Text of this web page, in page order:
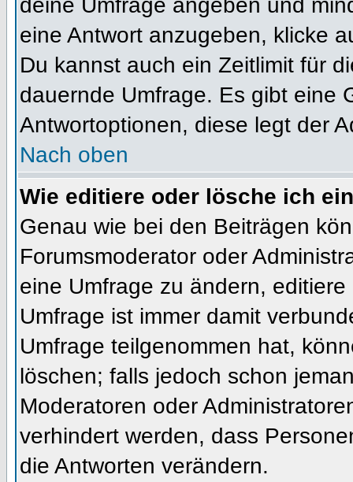
eine Antwort anzugeben, klicke
Du kannst auch ein Zeitlimit für
dauernde Umfrage. Es gibt eine
Antwortoptionen, diese legt der
Nach oben
Wie editiere oder lösche ich
Genau wie bei den Beiträgen
Forumsmoderator oder
eine Umfrage zu ändern,
Umfrage ist immer damit
Umfrage teilgenommen hat,
löschen; falls jedoch schon
Moderatoren oder
verhindert werden, dass
die Antworten verändern.